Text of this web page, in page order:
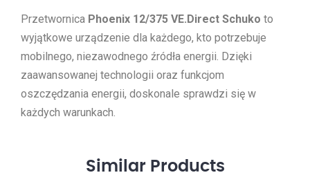
Przetwornica Phoenix 12/375 VE.Direct Schuko to
wyjątkowe urządzenie dla każdego, kto potrzebuje
mobilnego, niezawodnego źródła energii. Dzięki
zaawansowanej technologii oraz funkcjom
oszczędzania energii, doskonale sprawdzi się w
każdych warunkach.
Similar Products